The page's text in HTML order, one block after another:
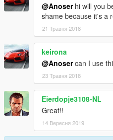
@Anoserhi will you
shame because it's a
21 Травня 2018
keirona
@Anosercan I use
23 Травня 2018
Eierdopje3108-NL
Great!!
14 Вересня 2019